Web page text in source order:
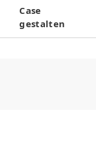
Case
gestalten